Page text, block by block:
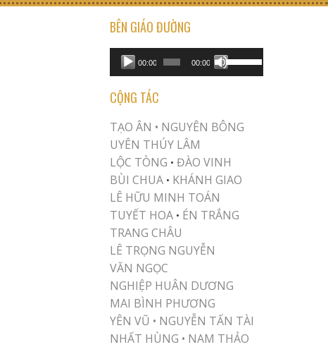
BÊN GIÁO ĐƯỜNG
Audio
Player
00:00 00:00
USE UP/DOWN ARROW KEYS TO INCREASE OR DECREASE VOLUME.
CỘNG TÁC
TẠO ÂN • NGUYÊN BÔNG
UYÊN THÚY LÂM
LỘC TÒNG •ĐÀO VINH
BÙI CHUA • KHÁNH GIAO
LÊ HỮU MINH TOÁN
TUYẾT HOA • ÉN TRẮNG
TRANG CHÂU
LÊ TRỌNG NGUYỄN
VĂN NGỌC
NGHIỆP HUÂN DƯƠNG
MAI BÌNH PHƯƠNG
YÊN VŨ • NGUYỄN TẤN TÀI
NHẤT HÙNG • NAM THẢO